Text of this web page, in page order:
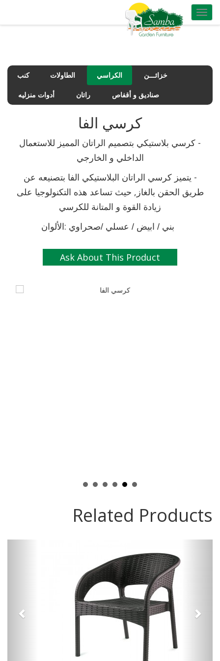
Toggle
navigation
كنب الطاولات الكراسي خزائـــن
أدوات منزليه راتان صناديق و أقفاص
كرسي الفا
- كرسي بلاستيكي بتصميم الراتان المميز للاستعمال
الداخلي و الخارجي
- يتميز كرسي الراتان البلاستيكي الفا بتصنيعه عن
طريق الحقن بالغاز, حيث تساعد هذه التكنولوجيا على
زيادة القوة و المتانة للكرسي
بني / ابيض / عسلي /صحراوي :الألوان
Ask About This Product
Related Products